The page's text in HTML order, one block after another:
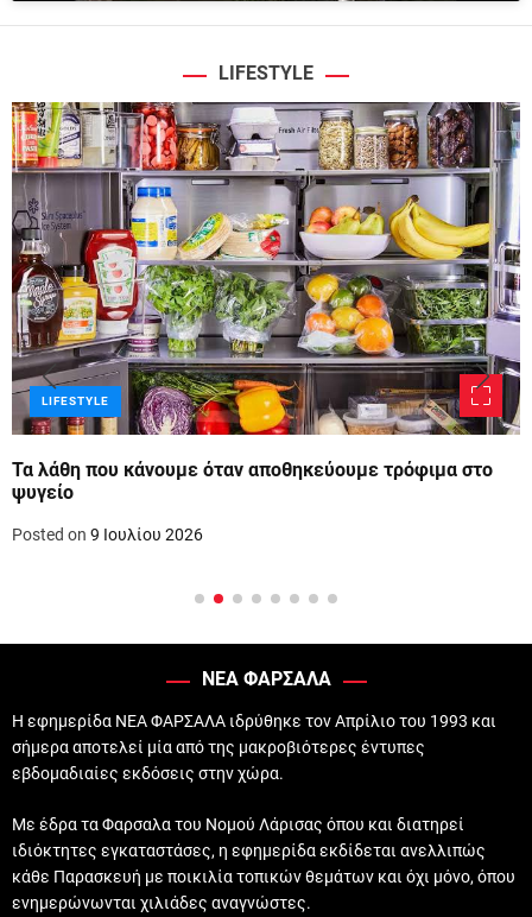
LIFESTYLE
LIFESTYLE
Τα λάθη που κάνουμε όταν αποθηκεύουμε τρόφιμα στο
ψυγείο
Posted on 9 Ιουλίου 2026
ΝΕΑ ΦΑΡΣΑΛΑ
Η εφημερίδα ΝΕΑ ΦΑΡΣΑΛΑ ιδρύθηκε τον Απρίλιο του 1993 και
σήμερα αποτελεί μία από της μακροβιότερες έντυπες
εβδομαδιαίες εκδόσεις στην χώρα.
Με έδρα τα Φαρσαλα του Νομού Λάρισας όπου και διατηρεί
ιδιόκτητες εγκαταστάσες, η εφημερίδα εκδίδεται ανελλιπώς
κάθε Παρασκευή με ποικιλία τοπικών θεμάτων και όχι μόνο, όπου
ενημερώνωνται χιλιάδες αναγνώστες.